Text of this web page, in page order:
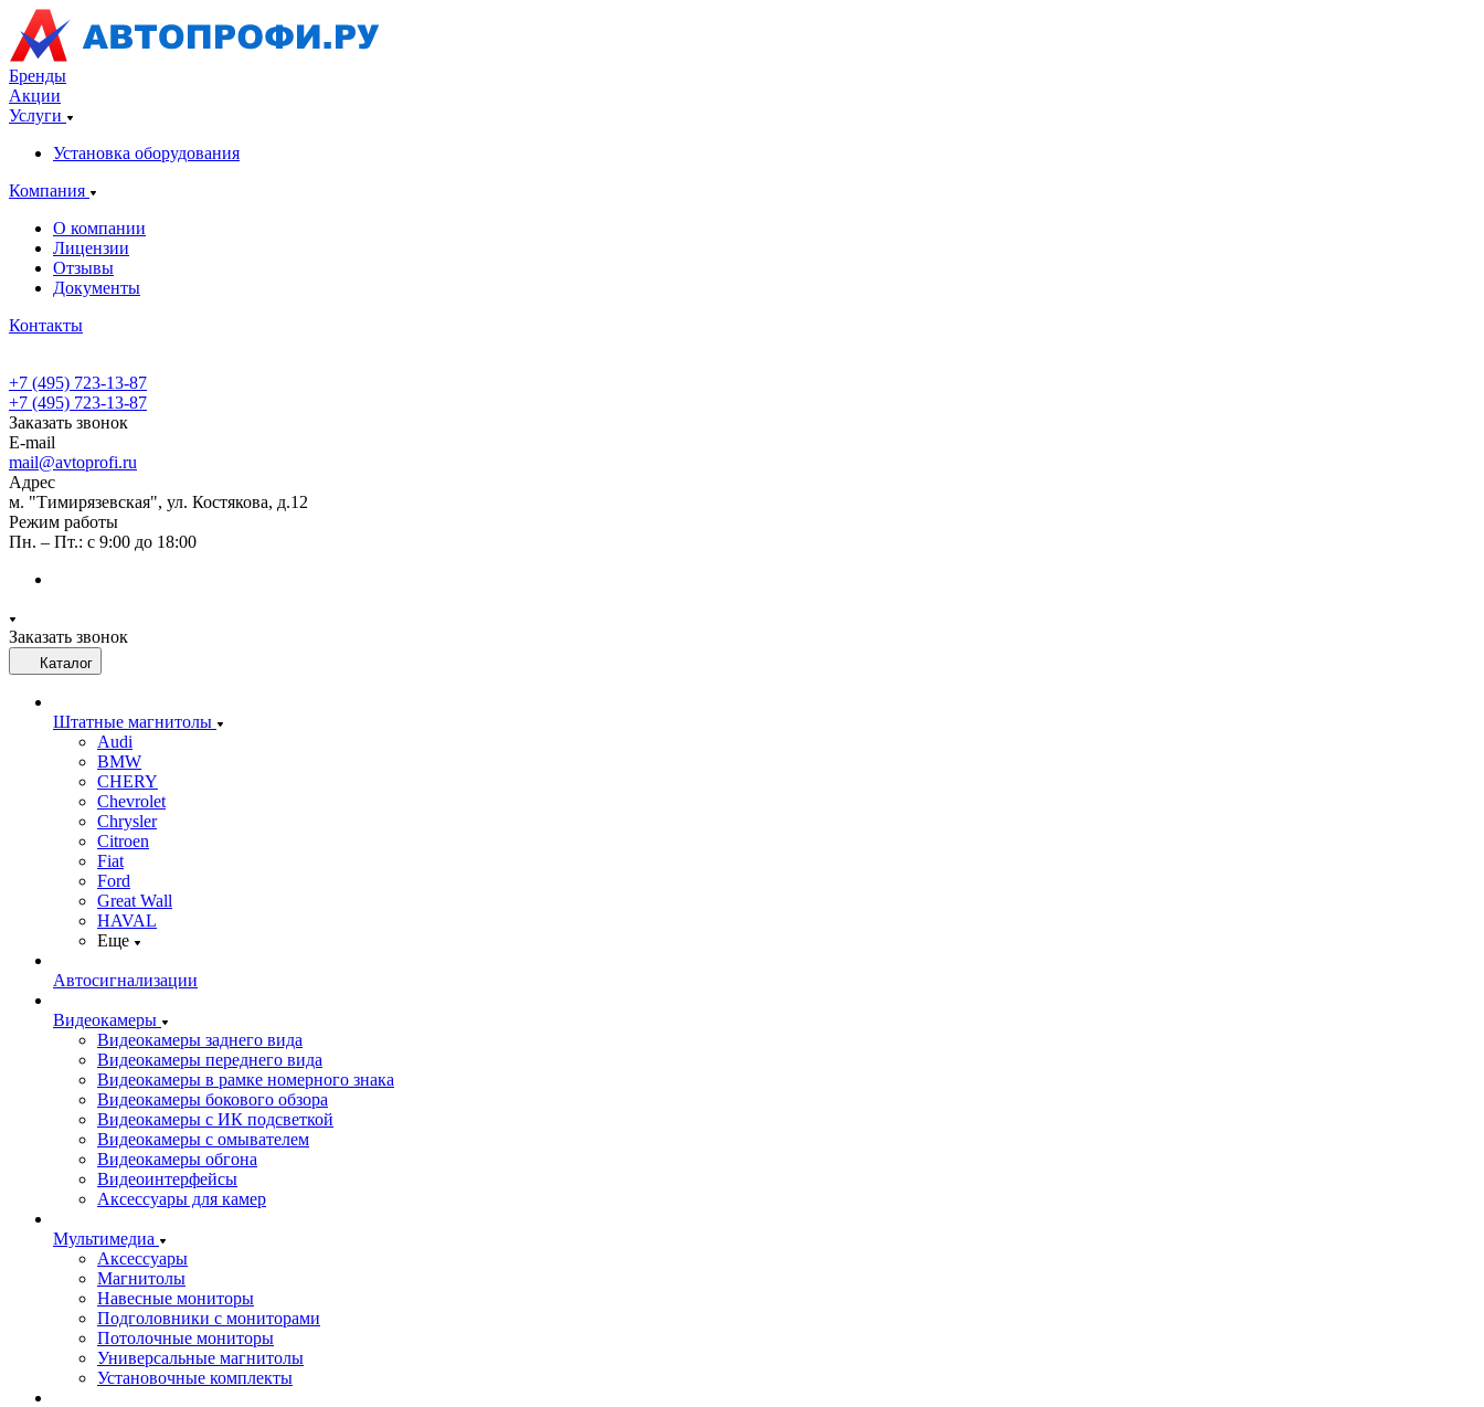
Бренды
Акции
Услуги
Установка оборудования
Компания
О компании
Лицензии
Отзывы
Документы
Контакты
+7 (495) 723-13-87
+7 (495) 723-13-87
Заказать звонок
E-mail
mail@avtoprofi.ru
Адрес
м. "Тимирязевская", ул. Костякова, д.12
Режим работы
Пн. – Пт.: с 9:00 до 18:00
Заказать звонок
Каталог
Штатные магнитолы
Audi
BMW
CHERY
Chevrolet
Chrysler
Citroen
Fiat
Ford
Great Wall
HAVAL
Еще
Автосигнализации
Видеокамеры
Видеокамеры заднего вида
Видеокамеры переднего вида
Видеокамеры в рамке номерного знака
Видеокамеры бокового обзора
Видеокамеры с ИК подсветкой
Видеокамеры с омывателем
Видеокамеры обгона
Видеоинтерфейсы
Аксессуары для камер
Мультимедиа
Аксессуары
Магнитолы
Навесные мониторы
Подголовники с мониторами
Потолочные мониторы
Универсальные магнитолы
Установочные комплекты